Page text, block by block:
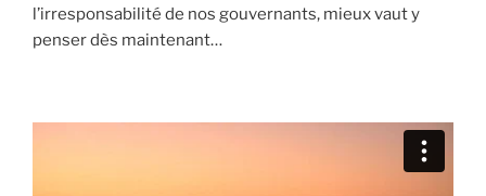
l’irresponsabilité de nos gouvernants, mieux vaut y
penser dès maintenant…